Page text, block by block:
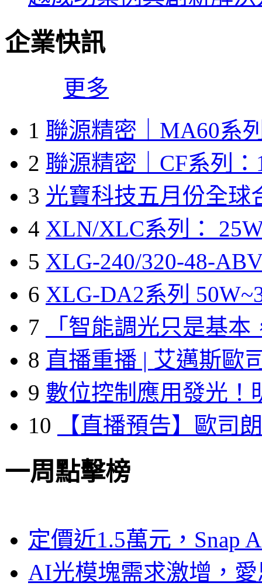
企業快訊
更多
1 聯源精密｜MA60系
2 聯源精密｜CF系列：
3 光寶科技五月份全球
4 XLN/XLC系列：
5 XLG-240/320-48-
6 XLG-DA2系列
7
「智能調光只是基本
8 直播重播 | 艾邁斯歐
9 數位控制應用發光！
10
【直播預告】歐司
一周點擊榜
定價近1.5萬元，Snap
AI光模塊需求激增，